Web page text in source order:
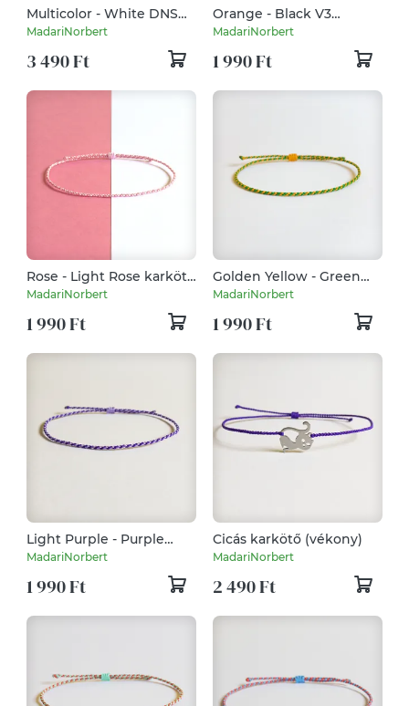
Multicolor - White DNS
karkötő (vékony)
MadariNorbert
3 490 Ft
Orange - Black V3
karkötő (vékony) -
MadariNorbert
1 990 Ft
Rose - Light Rose karkötő
(vékony) - inspired by
MadariNorbert
1 990 Ft
Golden Yellow - Green
karkötő (vékony) - 2023
MadariNorbert
1 990 Ft
Light Purple - Purple
karkötő (vékony) - 2023
MadariNorbert
1 990 Ft
Cicás karkötő (vékony)
MadariNorbert
2 490 Ft